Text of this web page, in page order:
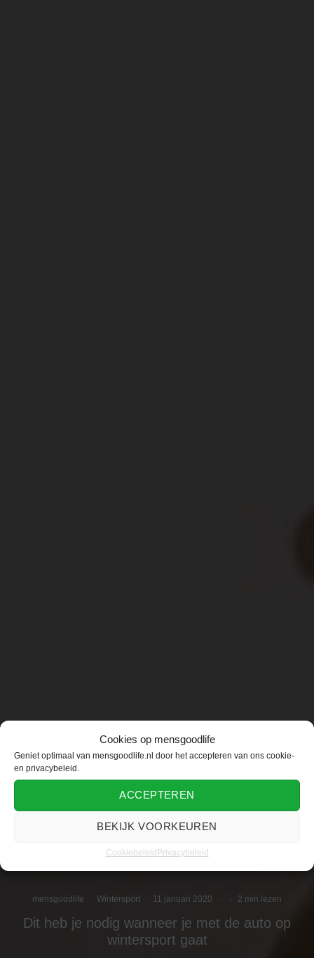
Cookies op mensgoodlife
Geniet optimaal van mensgoodlife.nl door het accepteren van ons cookie-
en privacybeleid.
ACCEPTEREN
BEKIJK VOORKEUREN
CookiebeleidPrivacybeleid
mensgoodlife · Wintersport · 11 januari 2020 · · 2 min lezen
Dit heb je nodig wanneer je met de auto op
wintersport gaat